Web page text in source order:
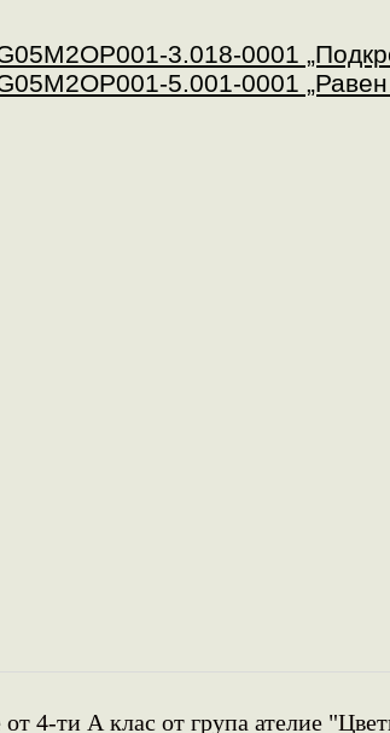
3.018-0001
5.001-0001
4-ти А клас от група ателие